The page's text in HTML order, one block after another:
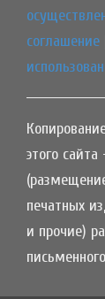
соглашение
этого
печатных
и прочие)